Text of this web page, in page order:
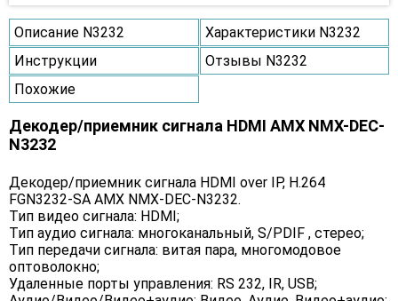
Описание N3232
Характеристики N3232
Инструкции
Отзывы N3232
Похожие
Декодер/приемник сигнала HDMI AMX NMX-DEC-
N3232
Декодер/приемник сигнала HDMI over IP, H.264
FGN3232-SA AMX NMX-DEC-N3232.
Тип видео сигнала: HDMI;
Тип аудио сигнала: многоканальный, S/PDIF , стерео;
Тип передачи сигнала: витая пара, многомодовое
оптоволокно;
Удаленные порты управления: RS 232, IR, USB;